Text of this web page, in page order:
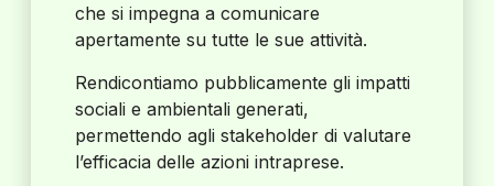
che si impegna a comunicare
apertamente su tutte le sue attività.
Rendicontiamo pubblicamente gli impatti
sociali e ambientali generati,
permettendo agli stakeholder di valutare
l’efficacia delle azioni intraprese.